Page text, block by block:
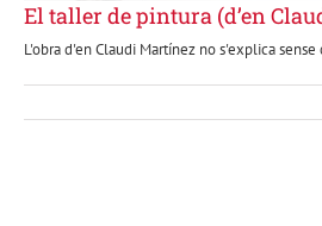
El taller de pintura (d’en
L'obra d'en Claudi Martínez no s'explica